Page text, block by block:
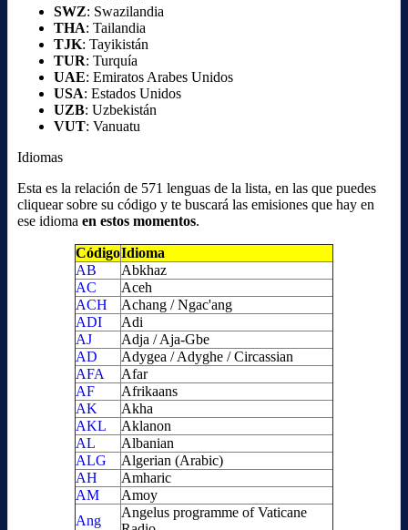
SWZ: Swazilandia
THA: Tailandia
TJK: Tayikistán
TUR: Turquía
UAE: Emiratos Arabes Unidos
USA: Estados Unidos
UZB: Uzbekistán
VUT: Vanuatu
Idiomas
Esta es la relación de 571 lenguas de la lista, en las que puedes
cliquear sobre su código y te buscará las emisiones que hay en
ese idioma en estos momentos.
CódigoIdioma
AB
Abkhaz
AC
Aceh
ACH
Achang / Ngac'ang
ADI
Adi
AJ
Adja / Aja-Gbe
AD
Adygea / Adyghe / Circassian
AFA
Afar
AF
Afrikaans
AK
Akha
AKL
Aklanon
AL
Albanian
ALG
Algerian (Arabic)
AH
Amharic
AM
Amoy
Ang
Angelus programme of Vaticane